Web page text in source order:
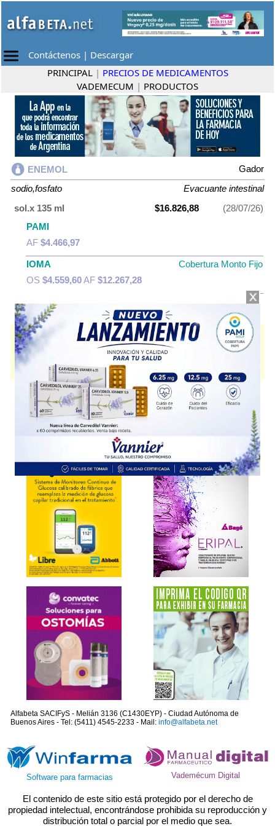
Contáctenos | Descargar
PRINCIPAL | PRECIOS DE MEDICAMENTOS
VADEMECUM | PRODUCTOS
ENEMOL
Gador
sodio,fosfato
Evacuante intestinal
sol.x 135 ml
$16.826,88
(28/07/26)
PAMI
AF $4.466,97
IOMA
Cobertura Monto Fijo
OS $4.559,60AF $12.267,28
ENEMOL contiene sodio,fosfatoy se indica comoEvacuante intestinal
.
Es producido por
y cuenta con 1 presentación disponible.
Algunas presentaciones cuentan con cobertura PAMI.
Explorar más
Otros productos con
sodio,fosfato
Otros productos deGador
Alfabeta SACIFyS - Melián 3136 (C1430EYP) - Ciudad Autónoma de
Buenos Aires - Tel: (5411) 4545-2233 - Mail: info@alfabeta.net
Software para farmacias Vademécum Digital
El contenido de este sitio está protegido por el derecho de
propiedad intelectual, encontrándose prohibida su reproducción y
distribución total o parcial por el medio que sea.